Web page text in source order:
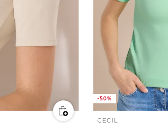
-50%
CECIL